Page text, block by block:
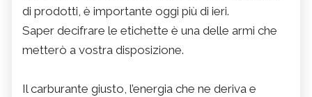
di prodotti, è importante oggi più di ieri.
Saper decifrare le etichette è una delle armi che
metterò a vostra disposizione.
Il carburante giusto, l’energia che ne deriva e